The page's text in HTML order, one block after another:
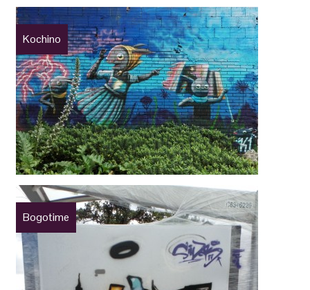
Kochino
Bogotime